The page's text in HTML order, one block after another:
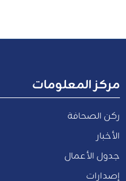
مركز المعلومات
ركن الصحافة
الأخبار
جدول الأعمال
إصدارات